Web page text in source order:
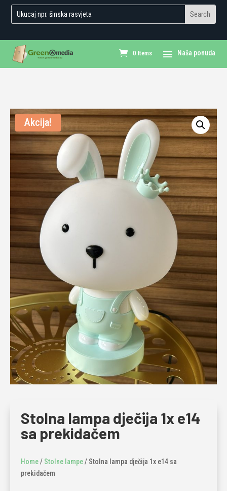
0 Items
Akcija!
Stolna lampa dječija 1x e14
sa prekidačem
Home/ Stolne lampe/ Stolna lampa dječija 1x e14 sa
prekidačem